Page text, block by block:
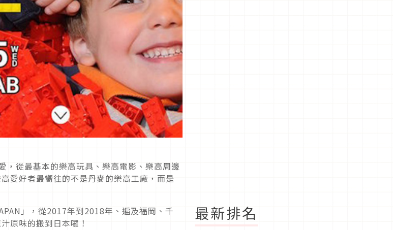
，從最基本的樂高玩具、樂高電影、樂高周邊
愛好者最嚮往的不是丹麥的樂高工廠，而是
」，從2017年到2018年、遍及福岡、千
原味的搬到日本囉！
最新排名